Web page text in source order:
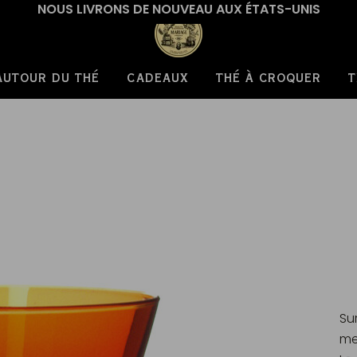
NOUS LIVRONS DE NOUVEAU AUX ÉTATS-UNIS
DU THÉ CADEAUX THÉ À CROQUER